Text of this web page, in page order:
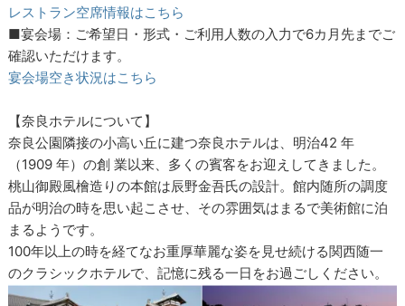
レストラン空席情報はこちら
■宴会場：ご希望日・形式・ご利用人数の入力で6カ月先までご
確認いただけます。
宴会場空き状況はこちら
【奈良ホテルについて】
奈良公園隣接の小高い丘に建つ奈良ホテルは、明治42 年
（1909 年）の創 業以来、多くの賓客をお迎えしてきました。
桃山御殿風檜造りの本館は辰野金吾氏の設計。館内随所の調度
品が明治の時を思い起こさせ、その雰囲気はまるで美術館に泊
まるようです。
100年以上の時を経てなお重厚華麗な姿を見せ続ける関西随一
のクラシックホテルで、記憶に残る一日をお過ごしください。